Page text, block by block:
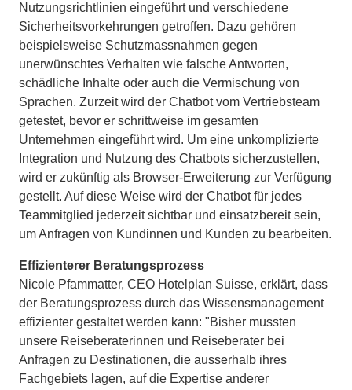
Nutzungsrichtlinien eingeführt und verschiedene
Sicherheitsvorkehrungen getroffen. Dazu gehören
beispielsweise Schutzmassnahmen gegen
unerwünschtes Verhalten wie falsche Antworten,
schädliche Inhalte oder auch die Vermischung von
Sprachen. Zurzeit wird der Chatbot vom Vertriebsteam
getestet, bevor er schrittweise im gesamten
Unternehmen eingeführt wird. Um eine unkomplizierte
Integration und Nutzung des Chatbots sicherzustellen,
wird er zukünftig als Browser-Erweiterung zur Verfügung
gestellt. Auf diese Weise wird der Chatbot für jedes
Teammitglied jederzeit sichtbar und einsatzbereit sein,
um Anfragen von Kundinnen und Kunden zu bearbeiten.
Effizienterer Beratungsprozess
Nicole Pfammatter, CEO Hotelplan Suisse, erklärt, dass
der Beratungsprozess durch das Wissensmanagement
effizienter gestaltet werden kann: "Bisher mussten
unsere Reiseberaterinnen und Reiseberater bei
Anfragen zu Destinationen, die ausserhalb ihres
Fachgebiets lagen, auf die Expertise anderer